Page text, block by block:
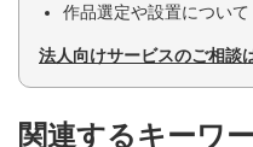
作品選定や設置について
法人向けサービスのご相談
関連するキーワ